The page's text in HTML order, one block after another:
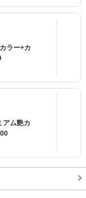
ラー+カ
ム艶カ